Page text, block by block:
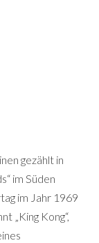
gezählt in
im Süden
im Jahr 1969
„King Kong“,